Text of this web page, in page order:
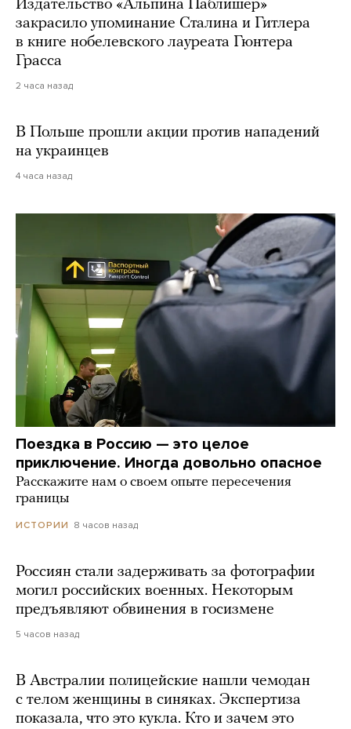
Издательство «Альпина Паблишер»
закрасило упоминание Сталина и Гитлера
в книге нобелевского лауреата Гюнтера
Грасса
2 часа назад
В Польше прошли акции против нападений
на украинцев
4 часа назад
Поездка в Россию — это целое
приключение. Иногда довольно опасное
Расскажите нам о своем опыте пересечения
границы
ИСТОРИИ 8 часов назад
Россиян стали задерживать за фотографии
могил российских военных. Некоторым
предъявляют обвинения в госизмене
5 часов назад
В Австралии полицейские нашли чемодан
с телом женщины в синяках. Экспертиза
показала, что это кукла. Кто и зачем это